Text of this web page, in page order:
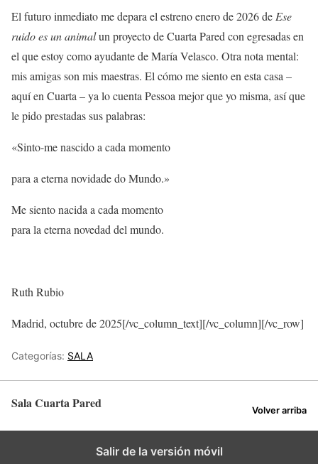
El futuro inmediato me depara el estreno enero de 2026 deEse
ruido es un animalun proyecto de Cuarta Pared con egresadas en
el que estoy como ayudante de María Velasco. Otra nota mental:
mis amigas son mis maestras. El cómo me siento en esta casa –
aquí en Cuarta – ya lo cuenta Pessoa mejor que yo misma, así que
le pido prestadas sus palabras:
«Sinto-me nascido a cada momento
para a eterna novidade do Mundo.»
Me siento nacida a cada momento
para la eterna novedad del mundo.
Ruth Rubio
Madrid, octubre de 2025[/vc_column_text][/vc_column][/vc_row]
Categorías: SALA
Sala Cuarta Pared Volver arriba
Salir de la versión móvil